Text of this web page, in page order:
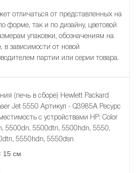
отличаться от представленных на
форме, так и по дизайну, цветовой
упаковки, обозначениям на
в зависимости от новой
партии или серии товара.
(печь в сборе) Hewlett Packard
Jet 5550 Артикул - Q3985A Ресурс
с устройствами HP: Color
5500dn, 5500dtn, 5500hdn, 5550,
5550hdn, 5550dsn
15 см